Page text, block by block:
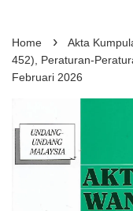
Home ›
Akta
452), Peraturan-
Februari 2026